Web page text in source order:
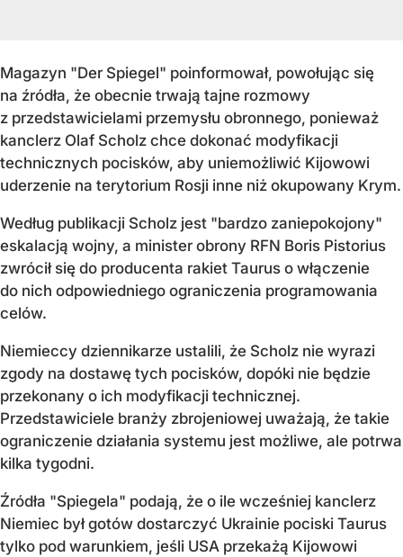
Magazyn "Der Spiegel" poinformował, powołując się
na źródła, że obecnie trwają tajne rozmowy
z przedstawicielami przemysłu obronnego, ponieważ
kanclerz Olaf Scholz chce dokonać modyfikacji
technicznych pocisków, aby uniemożliwić Kijowowi
uderzenie na terytorium Rosji inne niż okupowany Krym.
Według publikacji Scholz jest "bardzo zaniepokojony"
eskalacją wojny, a minister obrony RFN Boris Pistorius
zwrócił się do producenta rakiet Taurus o włączenie
do nich odpowiedniego ograniczenia programowania
celów.
Niemieccy dziennikarze ustalili, że Scholz nie wyrazi
zgody na dostawę tych pocisków, dopóki nie będzie
przekonany o ich modyfikacji technicznej.
Przedstawiciele branży zbrojeniowej uważają, że takie
ograniczenie działania systemu jest możliwe, ale potrwa
kilka tygodni.
Źródła "Spiegela" podają, że o ile wcześniej kanclerz
Niemiec był gotów dostarczyć Ukrainie pociski Taurus
tylko pod warunkiem, jeśli USA przekażą Kijowowi